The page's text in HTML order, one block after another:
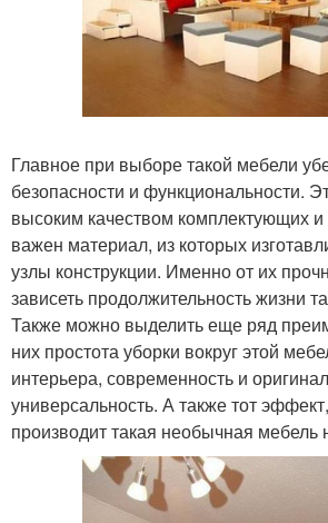
Главное при выборе такой мебели
безопасности и функциональности.
высоким качеством комплектующих
важен материал, из которых
узлы конструкции. Именно от их
зависеть продолжительность жизни
Также можно выделить еще ряд
них простота уборки вокруг этой
интерьера, современность и
универсальность. А также тот
производит такая необычная мебель